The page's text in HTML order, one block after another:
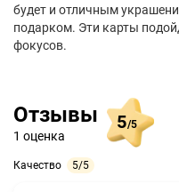
будет и отличным
подарком. Эти карты
фокусов.
Отзывы
1 оценка
5/5
Качество 5/5